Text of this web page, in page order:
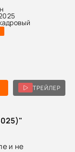
ТРЕЙЛЕР
и не